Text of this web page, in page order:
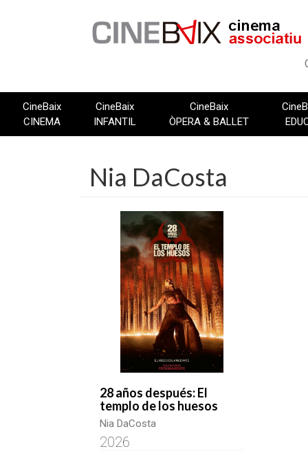
CineBaix
CINEMA
CineBaix
INFANTIL
CineBaix
ÒPERA & BALLET
Nia DaCosta
28 años después: El
templo de los huesos
Nia DaCosta
2026